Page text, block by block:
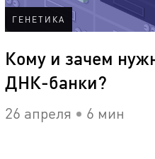
ГЕНЕТИКА
Кому и зачем
ДНК-банки?
26 апреля 6 мин